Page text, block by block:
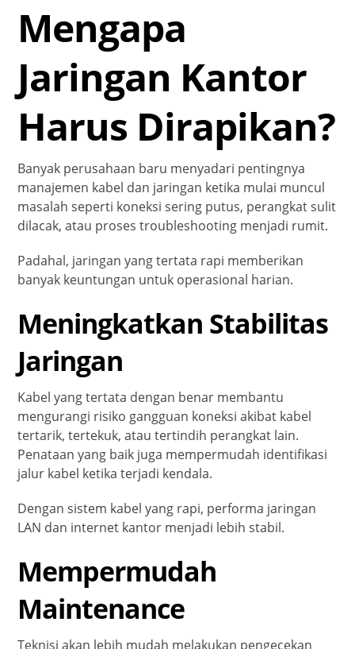
Mengapa
Jaringan Kantor
Harus Dirapikan?
Banyak perusahaan baru menyadari pentingnya
manajemen kabel dan jaringan ketika mulai muncul
masalah seperti koneksi sering putus, perangkat sulit
dilacak, atau proses troubleshooting menjadi rumit.
Padahal, jaringan yang tertata rapi memberikan
banyak keuntungan untuk operasional harian.
Meningkatkan Stabilitas
Jaringan
Kabel yang tertata dengan benar membantu
mengurangi risiko gangguan koneksi akibat kabel
tertarik, tertekuk, atau tertindih perangkat lain.
Penataan yang baik juga mempermudah identifikasi
jalur kabel ketika terjadi kendala.
Dengan sistem kabel yang rapi, performa jaringan
LAN dan internet kantor menjadi lebih stabil.
Mempermudah
Maintenance
Teknisi akan lebih mudah melakukan pengecekan